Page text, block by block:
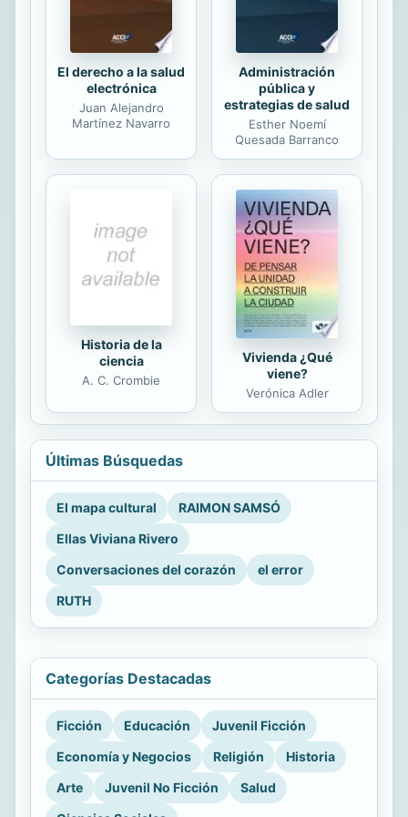
El derecho a la salud
electrónica
Juan Alejandro
Martínez Navarro
Administración
pública y
estrategias de salud
Esther Noemí
Quesada Barranco
Historia de la
ciencia
A. C. Crombie
Vivienda ¿Qué
viene?
Verónica Adler
Últimas Búsquedas
El mapa cultural
RAIMON SAMSÓ
Ellas Viviana Rivero
Conversaciones del corazón
el error
RUTH
Categorías Destacadas
Ficción Educación
Juvenil Ficción
Economía y Negocios
Religión
Historia
Arte
Juvenil No Ficción
Salud